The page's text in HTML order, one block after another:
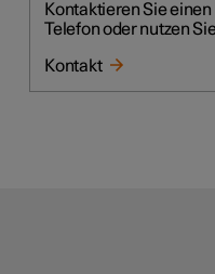
Kontaktieren Sie
Telefon oder nutzen
Kontakt